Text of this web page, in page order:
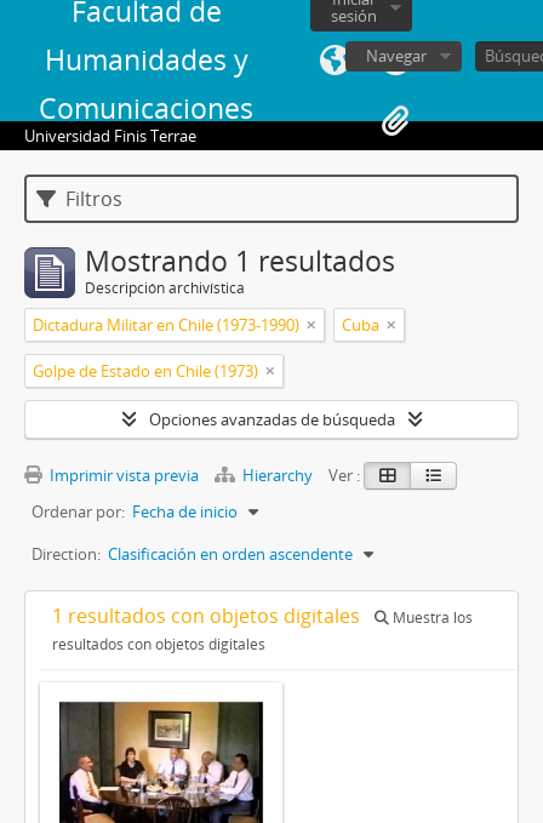
Facultad de
Humanidades y
Comunicaciones
sesión
Navegar
Universidad Finis Terrae
Filtros
Mostrando 1 resultados
Descripción archivística
Dictadura Militar en Chile (1973-1990) Cuba
Golpe de Estado en Chile (1973)
Opciones avanzadas de búsqueda
Imprimir vista previa Hierarchy
Ver :
Ordenar por: Fecha de inicio
Direction: Clasificación en orden ascendente
1 resultados con objetos digitales
Muestra los
resultados con objetos digitales